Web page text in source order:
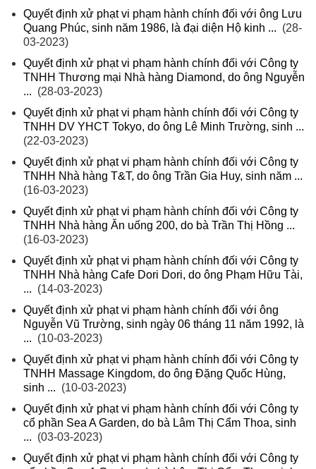
Quyết định xử phạt vi phạm hành chính đối với ông Lưu
Quang Phúc, sinh năm 1986, là đại diện Hộ kinh ... (28-
03-2023)
Quyết định xử phạt vi phạm hành chính đối với Công ty
TNHH Thương mại Nhà hàng Diamond, do ông Nguyễn
... (28-03-2023)
Quyết định xử phạt vi phạm hành chính đối với Công ty
TNHH DV YHCT Tokyo, do ông Lê Minh Trường, sinh ...
(22-03-2023)
Quyết định xử phạt vi phạm hành chính đối với Công ty
TNHH Nhà hàng T&T, do ông Trần Gia Huy, sinh năm ...
(16-03-2023)
Quyết định xử phạt vi phạm hành chính đối với Công ty
TNHH Nhà hàng Ăn uống 200, do bà Trần Thị Hồng ...
(16-03-2023)
Quyết định xử phạt vi phạm hành chính đối với Công ty
TNHH Nhà hàng Cafe Dori Dori, do ông Phạm Hữu Tài,
... (14-03-2023)
Quyết định xử phạt vi phạm hành chính đối với ông
Nguyễn Vũ Trường, sinh ngày 06 tháng 11 năm 1992, là
... (10-03-2023)
Quyết định xử phạt vi phạm hành chính đối với Công ty
TNHH Massage Kingdom, do ông Đặng Quốc Hùng,
sinh ... (10-03-2023)
Quyết định xử phạt vi phạm hành chính đối với Công ty
cổ phần Sea A Garden, do bà Lâm Thị Cẩm Thoa, sinh
... (03-03-2023)
Quyết định xử phạt vi phạm hành chính đối với Công ty